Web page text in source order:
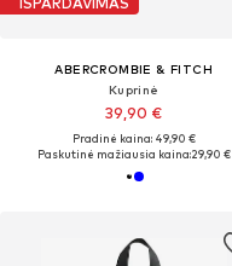
ABERCROMBIE & FITCH
Kuprinė
39,90 €
Pradinė kaina: 49,90 €
Paskutinė mažiausia kaina:29,90 €